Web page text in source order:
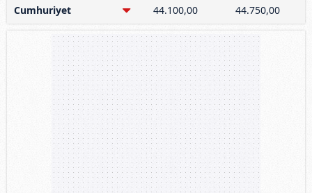
Cumhuriyet 44.100,00 44.750,00